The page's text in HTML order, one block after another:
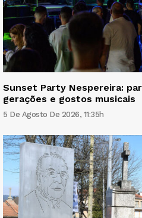
Sunset Party Nespereira:
gerações e gostos musicais
5 De Agosto De 2026, 11:35h